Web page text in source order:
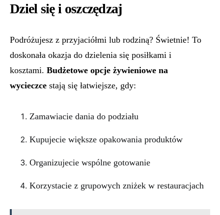
Dziel się i oszczędzaj
Podróżujesz z przyjaciółmi lub rodziną? Świetnie! To
doskonała okazja do dzielenia się posiłkami i
kosztami. Budżetowe opcje żywieniowe na
wycieczce stają się łatwiejsze, gdy:
Zamawiacie dania do podziału
Kupujecie większe opakowania produktów
Organizujecie wspólne gotowanie
Korzystacie z grupowych zniżek w restauracjach